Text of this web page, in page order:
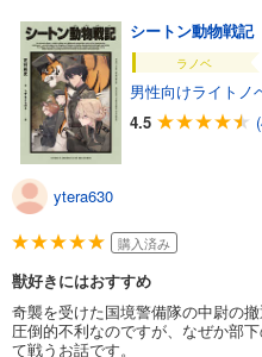
シートン動物戦記
ラノベ
男性向けライトノ
4.5
ytera630
購入済み
獣好きにはおすすめ
奇襲を受けた国境警備隊の中尉の撤
圧倒的不利なのですが、なぜか部
て戦うお話です。